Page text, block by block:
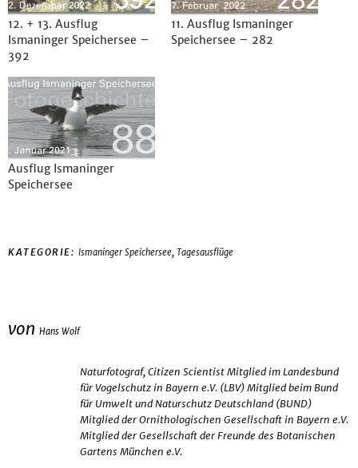
12. + 13. Ausflug
Ismaninger Speichersee –
392
11. Ausflug Ismaninger
Speichersee – 282
Ausflug Ismaninger
Speichersee
KATEGORIE: Ismaninger Speichersee, Tagesausflüge
von Hans Wolf
Naturfotograf, Citizen Scientist Mitglied im Landesbund
für Vogelschutz in Bayern e.V. (LBV) Mitglied beim Bund
für Umwelt und Naturschutz Deutschland (BUND)
Mitglied der Ornithologischen Gesellschaft in Bayern e.V.
Mitglied der Gesellschaft der Freunde des Botanischen
Gartens München e.V.